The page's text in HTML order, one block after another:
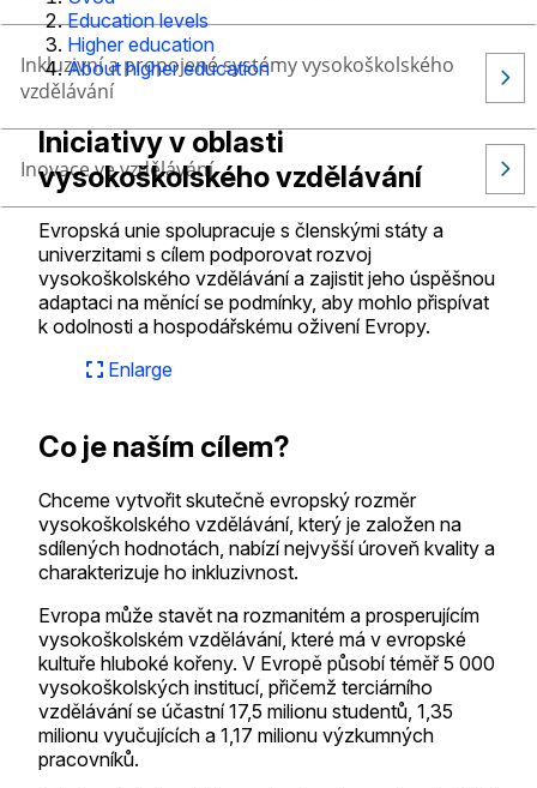
Inkluzivní a propojené systémy vysokoškolského
vzdělávání
Inovace ve vzdělávání
Education levels
Higher education
About higher education
Iniciativy v oblasti
vysokoškolského vzdělávání
Evropská unie spolupracuje s členskými státy a
univerzitami s cílem podporovat rozvoj
vysokoškolského vzdělávání a zajistit jeho úspěšnou
adaptaci na měnící se podmínky, aby mohlo přispívat
k odolnosti a hospodářskému oživení Evropy.
Enlarge
Co je naším cílem?
Chceme vytvořit skutečně evropský rozměr
vysokoškolského vzdělávání, který je založen na
sdílených hodnotách, nabízí nejvyšší úroveň kvality a
charakterizuje ho inkluzivnost.
Evropa může stavět na rozmanitém a prosperujícím
vysokoškolském vzdělávání, které má v evropské
kultuře hluboké kořeny. V Evropě působí téměř 5 000
vysokoškolských institucí, přičemž terciárního
vzdělávání se účastní 17,5 milionu studentů, 1,35
milionu vyučujících a 1,17 milionu výzkumných
pracovníků.